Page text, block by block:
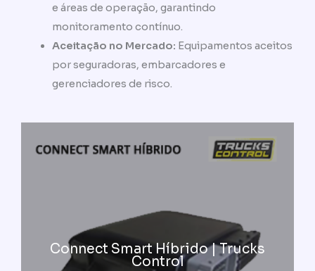
Connect Smart Híbrido | Trucks
Control
e áreas de operação, garantindo
monitoramento contínuo.
Aceitação no Mercado: Equipamentos aceitos
por seguradoras, embarcadores e
gerenciadores de risco.